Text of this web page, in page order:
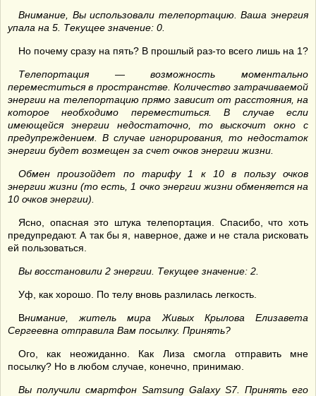
Внимание, Вы использовали телепортацию. Ваша энергия
упала на 5. Текущее значение: 0.
Но почему сразу на пять? В прошлый раз-то всего лишь на 1?
Телепортация — возможность моментально
переместиться в пространстве. Количество затрачиваемой
энергии на телепортацию прямо зависит от расстояния, на
которое необходимо переместиться. В случае если
имеющейся энергии недостаточно, то выскочит окно с
предупреждением. В случае игнорирования, то недостаток
энергии будет возмещен за счет очков энергии жизни.
Обмен произойдет по тарифу 1 к 10 в пользу очков
энергии жизни (то есть, 1 очко энергии жизни обменяется на
10 очков энергии).
Ясно, опасная это штука телепортация. Спасибо, что хоть
предупредают. А так бы я, наверное, даже и не стала рисковать
ей пользоваться.
Вы восстановили 2 энергии. Текущее значение: 2.
Уф, как хорошо. По телу вновь разлилась легкость.
Внимание, житель мира Живых Крылова Елизавета
Сергеевна отправила Вам посылку. Принять?
Ого, как неожиданно. Как Лиза смогла отправить мне
посылку? Но в любом случае, конечно, принимаю.
Вы получили смартфон Samsung Galaxy S7. Принять его